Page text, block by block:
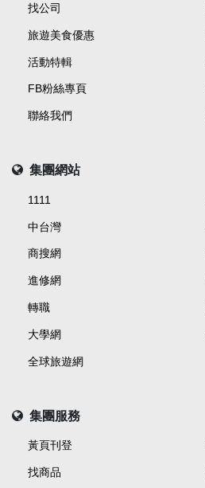
找公司
旅遊美食優惠
活動特輯
FB粉絲專頁
聯絡我們
集團網站
1111
中台灣
商搜網
進修網
轉職
大學網
全球旅遊網
集團服務
黃頁刊登
找商品